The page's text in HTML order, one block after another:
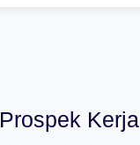
Prospek Kerja